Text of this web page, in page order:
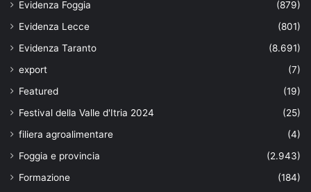
Evidenza Foggia
(879)
Evidenza Lecce
(801)
Evidenza Taranto
(8.691)
export
(7)
Featured
(19)
Festival della Valle d'Itria 2024
(25)
filiera agroalimentare
(4)
Foggia e provincia
(2.943)
Formazione
(184)